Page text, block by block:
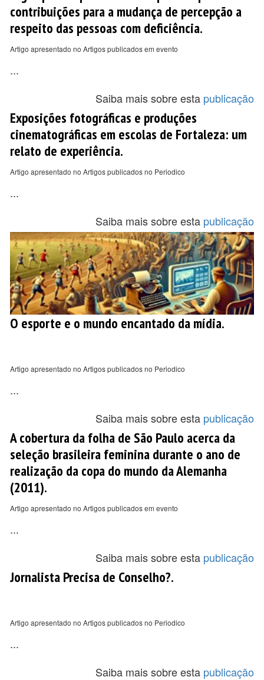
contribuições para a mudança de percepção a
respeito das pessoas com deficiência.
Artigo apresentado no Artigos publicados em evento
...
Saiba mais sobre esta publicação
Exposições fotográficas e produções
cinematográficas em escolas de Fortaleza: um
relato de experiência.
Artigo apresentado no Artigos publicados no Periodico
...
Saiba mais sobre esta publicação
O esporte e o mundo encantado da mídia.
Artigo apresentado no Artigos publicados no Periodico
...
Saiba mais sobre esta publicação
A cobertura da folha de São Paulo acerca da
seleção brasileira feminina durante o ano de
realização da copa do mundo da Alemanha
(2011).
Artigo apresentado no Artigos publicados em evento
...
Saiba mais sobre esta publicação
Jornalista Precisa de Conselho?.
Artigo apresentado no Artigos publicados no Periodico
...
Saiba mais sobre esta publicação